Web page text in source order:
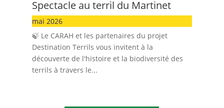
Spectacle au terril du Martinet
mai 2026
🍃 Le CARAH et les partenaires du projet
Destination Terrils vous invitent à la
découverte de l'histoire et la biodiversité des
terrils à travers le...